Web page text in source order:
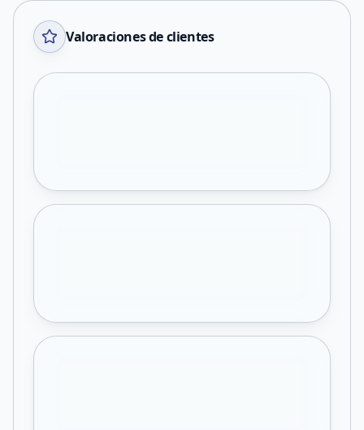
Valoraciones de clientes